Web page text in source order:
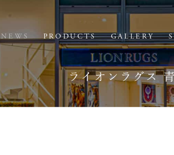
NEWS PRODUCTS GALLERY
ライオンラグス